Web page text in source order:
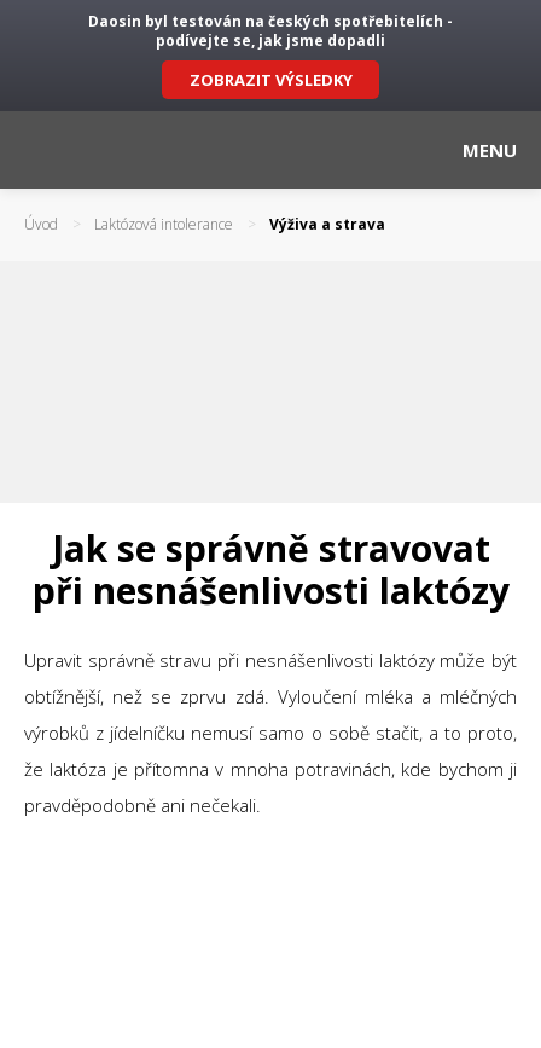
Daosin byl testován na českých spotřebitelích -
podívejte se, jak jsme dopadli
ZOBRAZIT VÝSLEDKY
MENU
Úvod Laktózová intolerance Výživa a strava
Jak se správně stravovat
při nesnášenlivosti laktózy
Upravit správně stravu při nesnášenlivosti laktózy může být
obtížnější, než se zprvu zdá. Vyloučení mléka a mléčných
výrobků z jídelníčku nemusí samo o sobě stačit, a to proto,
že laktóza je přítomna v mnoha potravinách, kde bychom ji
pravděpodobně ani nečekali.